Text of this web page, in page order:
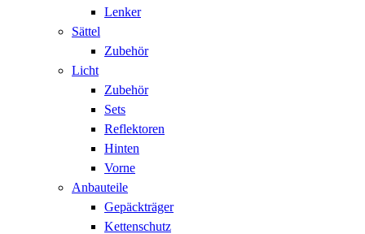
Lenker
Sättel
Zubehör
Licht
Zubehör
Sets
Reflektoren
Hinten
Vorne
Anbauteile
Gepäckträger
Kettenschutz